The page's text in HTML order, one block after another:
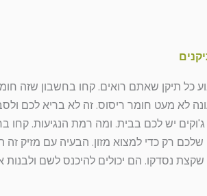
שאתם רואים. קחו בחשבון שזה חומר
לא מעט חומר ריסוס. זה לא בריא לכם
ג'וקים יש לכם בבית. ומה רמת הנגיעות.
רק כדי למצוא מזון. הבעיה עם מזיק
נסדקו. הם יכולים להיכנס לשם